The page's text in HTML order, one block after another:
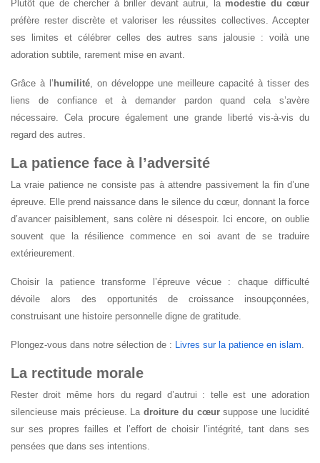
Plutôt que de chercher à briller devant autrui, la modestie du cœur
préfère rester discrète et valoriser les réussites collectives. Accepter
ses limites et célébrer celles des autres sans jalousie : voilà une
adoration subtile, rarement mise en avant.
Grâce à l’humilité , on développe une meilleure capacité à tisser des
liens de confiance et à demander pardon quand cela s’avère
nécessaire. Cela procure également une grande liberté vis-à-vis du
regard des autres.
La patience face à l’adversité
La vraie patience ne consiste pas à attendre passivement la fin d’une
épreuve. Elle prend naissance dans le silence du cœur, donnant la force
d’avancer paisiblement, sans colère ni désespoir. Ici encore, on oublie
souvent que la résilience commence en soi avant de se traduire
extérieurement.
Choisir la patience transforme l’épreuve vécue : chaque difficulté
dévoile alors des opportunités de croissance insoupçonnées,
construisant une histoire personnelle digne de gratitude.
Plongez-vous dans notre sélection de : Livres sur la patience en islam
La rectitude morale
Rester droit même hors du regard d’autrui : telle est une adoration
silencieuse mais précieuse. Ladroiture du cœursuppose une lucidité
sur ses propres failles et l’effort de choisir l’intégrité, tant dans ses
pensées que dans ses intentions.